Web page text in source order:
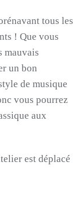
tous les
! Que vous
mauvais
un bon
de musique
vous pourrez
aux
est déplacé